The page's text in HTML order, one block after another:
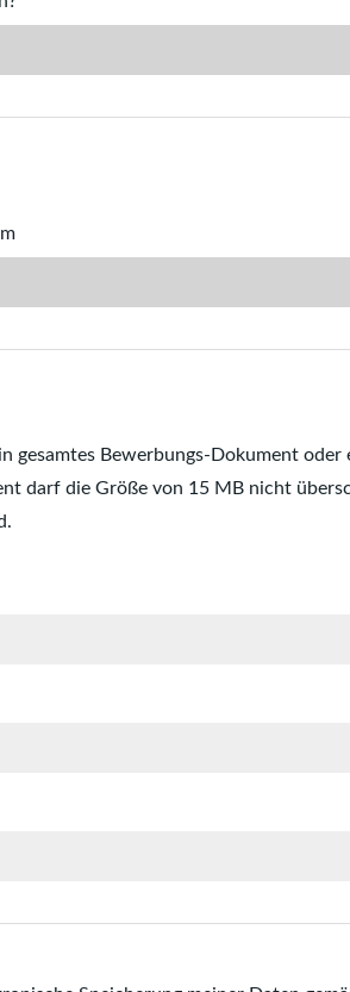
gesamtes Bewerbungs-Dokument
darf die Größe von 15 MB nicht